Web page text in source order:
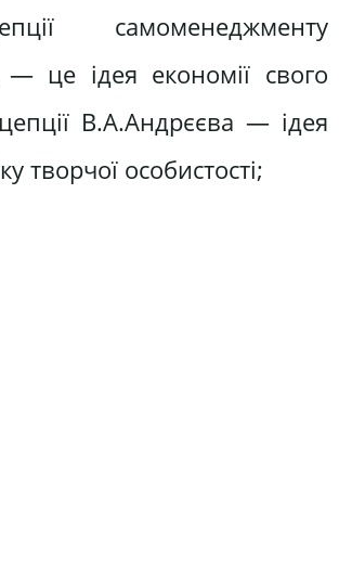
самоменеджменту
це ідея економії свого
В.А.Андрєєва — ідея
творчої особистості;